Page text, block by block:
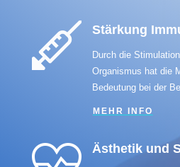
Stärkung
Durch die
Organismus hat die
Bedeutung bei der
MEHR INFO
Ästhetik und